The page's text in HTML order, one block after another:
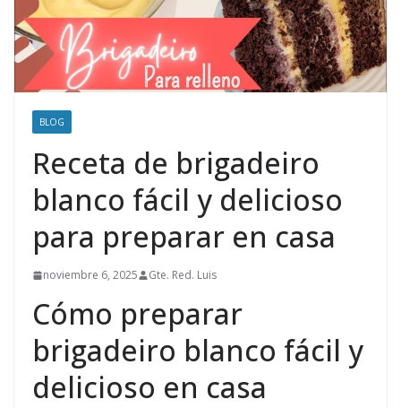
BLOG
Receta de brigadeiro
blanco fácil y delicioso
para preparar en casa
noviembre 6, 2025 Gte. Red. Luis
Cómo preparar
brigadeiro blanco fácil y
delicioso en casa